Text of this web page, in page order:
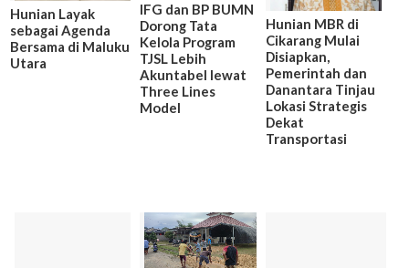
Hunian Layak
sebagai Agenda
Bersama di Maluku
Utara
IFG dan BP BUMN
Dorong Tata
Kelola Program
TJSL Lebih
Akuntabel lewat
Three Lines
Model
Hunian MBR di
Cikarang Mulai
Disiapkan,
Pemerintah dan
Danantara Tinjau
Lokasi Strategis
Dekat
Transportasi